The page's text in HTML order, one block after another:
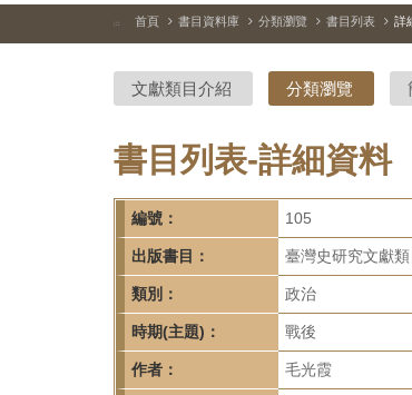
院-
臺
灣
史
研
究
所-
首
頁
::: 首頁 書目資料庫 分類瀏覽 書目列表 詳
文獻類目介紹 分類瀏覽
書目列表-詳細資料
編號： 105
出版書目： 臺灣史研究文獻
類別： 政治
時期(主題)： 戰後
作者： 毛光霞